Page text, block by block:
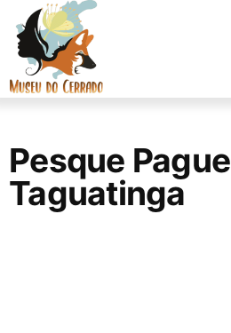
Pesque Pague
Taguatinga